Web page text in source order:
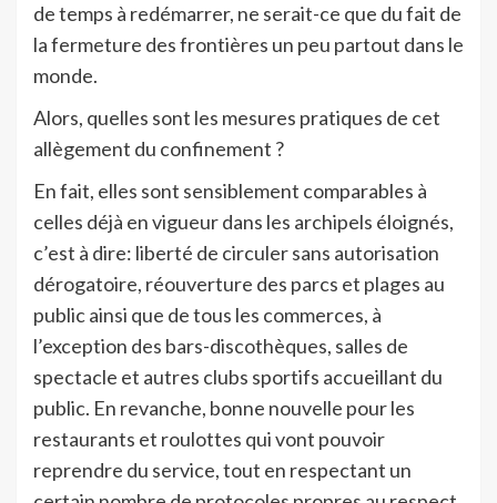
de temps à redémarrer, ne serait-ce que du fait de
la fermeture des frontières un peu partout dans le
monde.
Alors, quelles sont les mesures pratiques de cet
allègement du confinement ?
En fait, elles sont sensiblement comparables à
celles déjà en vigueur dans les archipels éloignés,
c’est à dire: liberté de circuler sans autorisation
dérogatoire, réouverture des parcs et plages au
public ainsi que de tous les commerces, à
l’exception des bars-discothèques, salles de
spectacle et autres clubs sportifs accueillant du
public. En revanche, bonne nouvelle pour les
restaurants et roulottes qui vont pouvoir
reprendre du service, tout en respectant un